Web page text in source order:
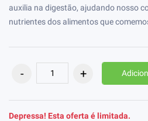
auxilia na digestão, ajudando nosso
nutrientes dos alimentos que
Depressa! Esta oferta é limitada.